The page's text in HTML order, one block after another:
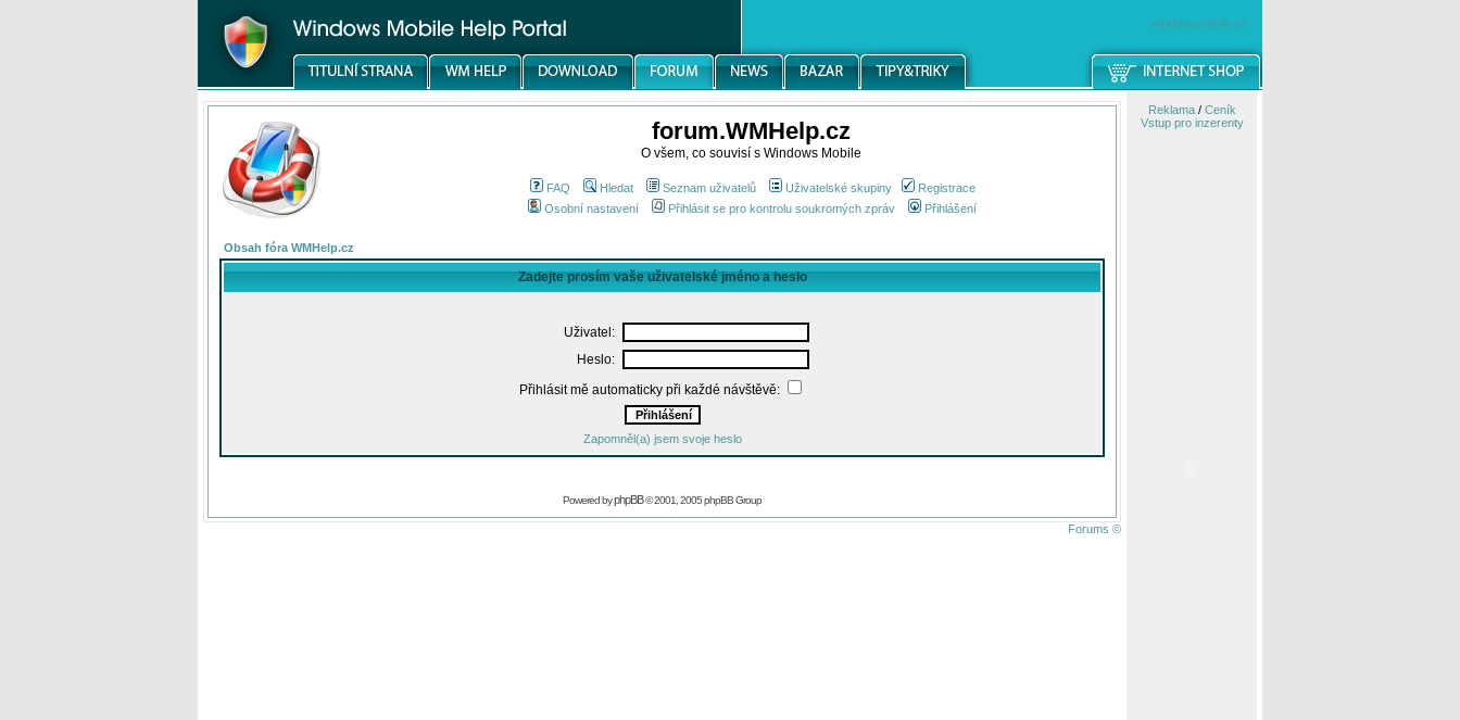
windowsmobile.cz
forum.WMHelp.cz
O všem, co souvisí s Windows Mobile
FAQ Hledat Seznam uživatelů Uživatelské skupiny
Registrace
Osobní nastavení
Přihlásit se pro kontrolu soukromých zpráv Přihlášení
Obsah fóra WMHelp.cz
Zadejte prosím vaše uživatelské jméno a heslo
Uživatel:
Heslo:
Přihlásit mě automaticky při každé návštěvě:
Zapomněl(a) jsem svoje heslo
Powered byphpBB© 2001, 2005 phpBB Group
Forums ©
Reklama/ Ceník
Vstup pro inzerenty